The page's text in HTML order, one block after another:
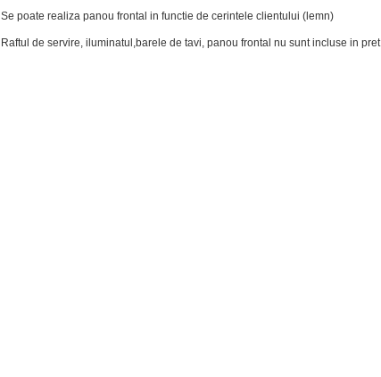
Se poate realiza panou frontal in functie de cerintele clientului (lemn)
Raftul de servire, iluminatul,barele de tavi, panou frontal nu sunt incluse in pret